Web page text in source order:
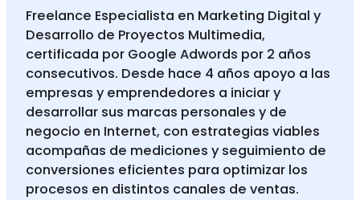
Freelance Especialista en Marketing Digital y
Desarrollo de Proyectos Multimedia,
certificada por Google Adwords por 2 años
consecutivos. Desde hace 4 años apoyo a las
empresas y emprendedores a iniciar y
desarrollar sus marcas personales y de
negocio en Internet, con estrategias viables
acompañas de mediciones y seguimiento de
conversiones eficientes para optimizar los
procesos en distintos canales de ventas.